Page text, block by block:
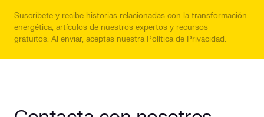
Suscríbete y recibe historias relacionadas con la transformación
energética, artículos de nuestros expertos y recursos
gratuitos. Al enviar, aceptas nuestra Política de Privacidad.